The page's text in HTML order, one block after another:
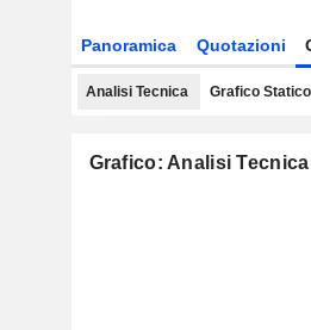
Panoramica Quotazioni
Analisi Tecnica Grafico Statico
Grafico: Analisi Tecnica